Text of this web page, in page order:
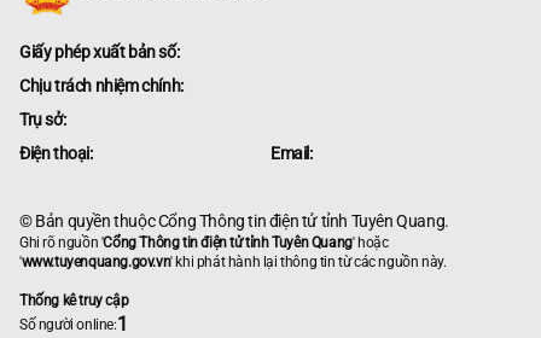
Giấy phép xuất bản số:
Chịu trách nhiệm chính:
Trụ sở:
Điện thoại:
Email:
© Bản quyền thuộc Cổng Thông tin điện tử tỉnh Tuyên Quang.
Ghi rõ nguồn 'Cổng Thông tin điện tử tỉnh Tuyên Quang' hoặc
'www.tuyenquang.gov.vn' khi phát hành lại thông tin từ các nguồn này.
Thống kê truy cập
Số người online:1